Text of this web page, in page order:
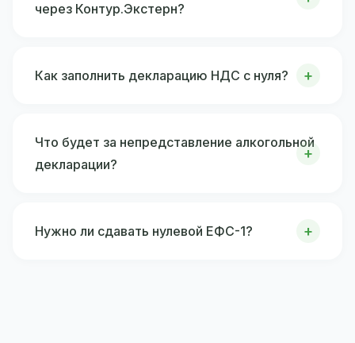
через Контур.Экстерн?
Как заполнить декларацию НДС с нуля?
Что будет за непредставление алкогольной
декларации?
Нужно ли сдавать нулевой ЕФС-1?